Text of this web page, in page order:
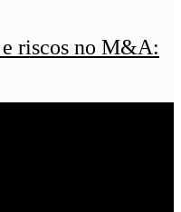
riscos no M&A: